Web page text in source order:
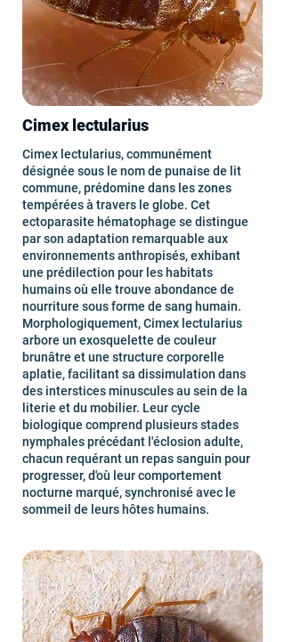
Cimex lectularius
Cimex lectularius, communément
désignée sous le nom de punaise de lit
commune, prédomine dans les zones
tempérées à travers le globe. Cet
ectoparasite hématophage se distingue
par son adaptation remarquable aux
environnements anthropisés, exhibant
une prédilection pour les habitats
humains où elle trouve abondance de
nourriture sous forme de sang humain.
Morphologiquement, Cimex lectularius
arbore un exosquelette de couleur
brunâtre et une structure corporelle
aplatie, facilitant sa dissimulation dans
des interstices minuscules au sein de la
literie et du mobilier. Leur cycle
biologique comprend plusieurs stades
nymphales précédant l'éclosion adulte,
chacun requérant un repas sanguin pour
progresser, d'où leur comportement
nocturne marqué, synchronisé avec le
sommeil de leurs hôtes humains.